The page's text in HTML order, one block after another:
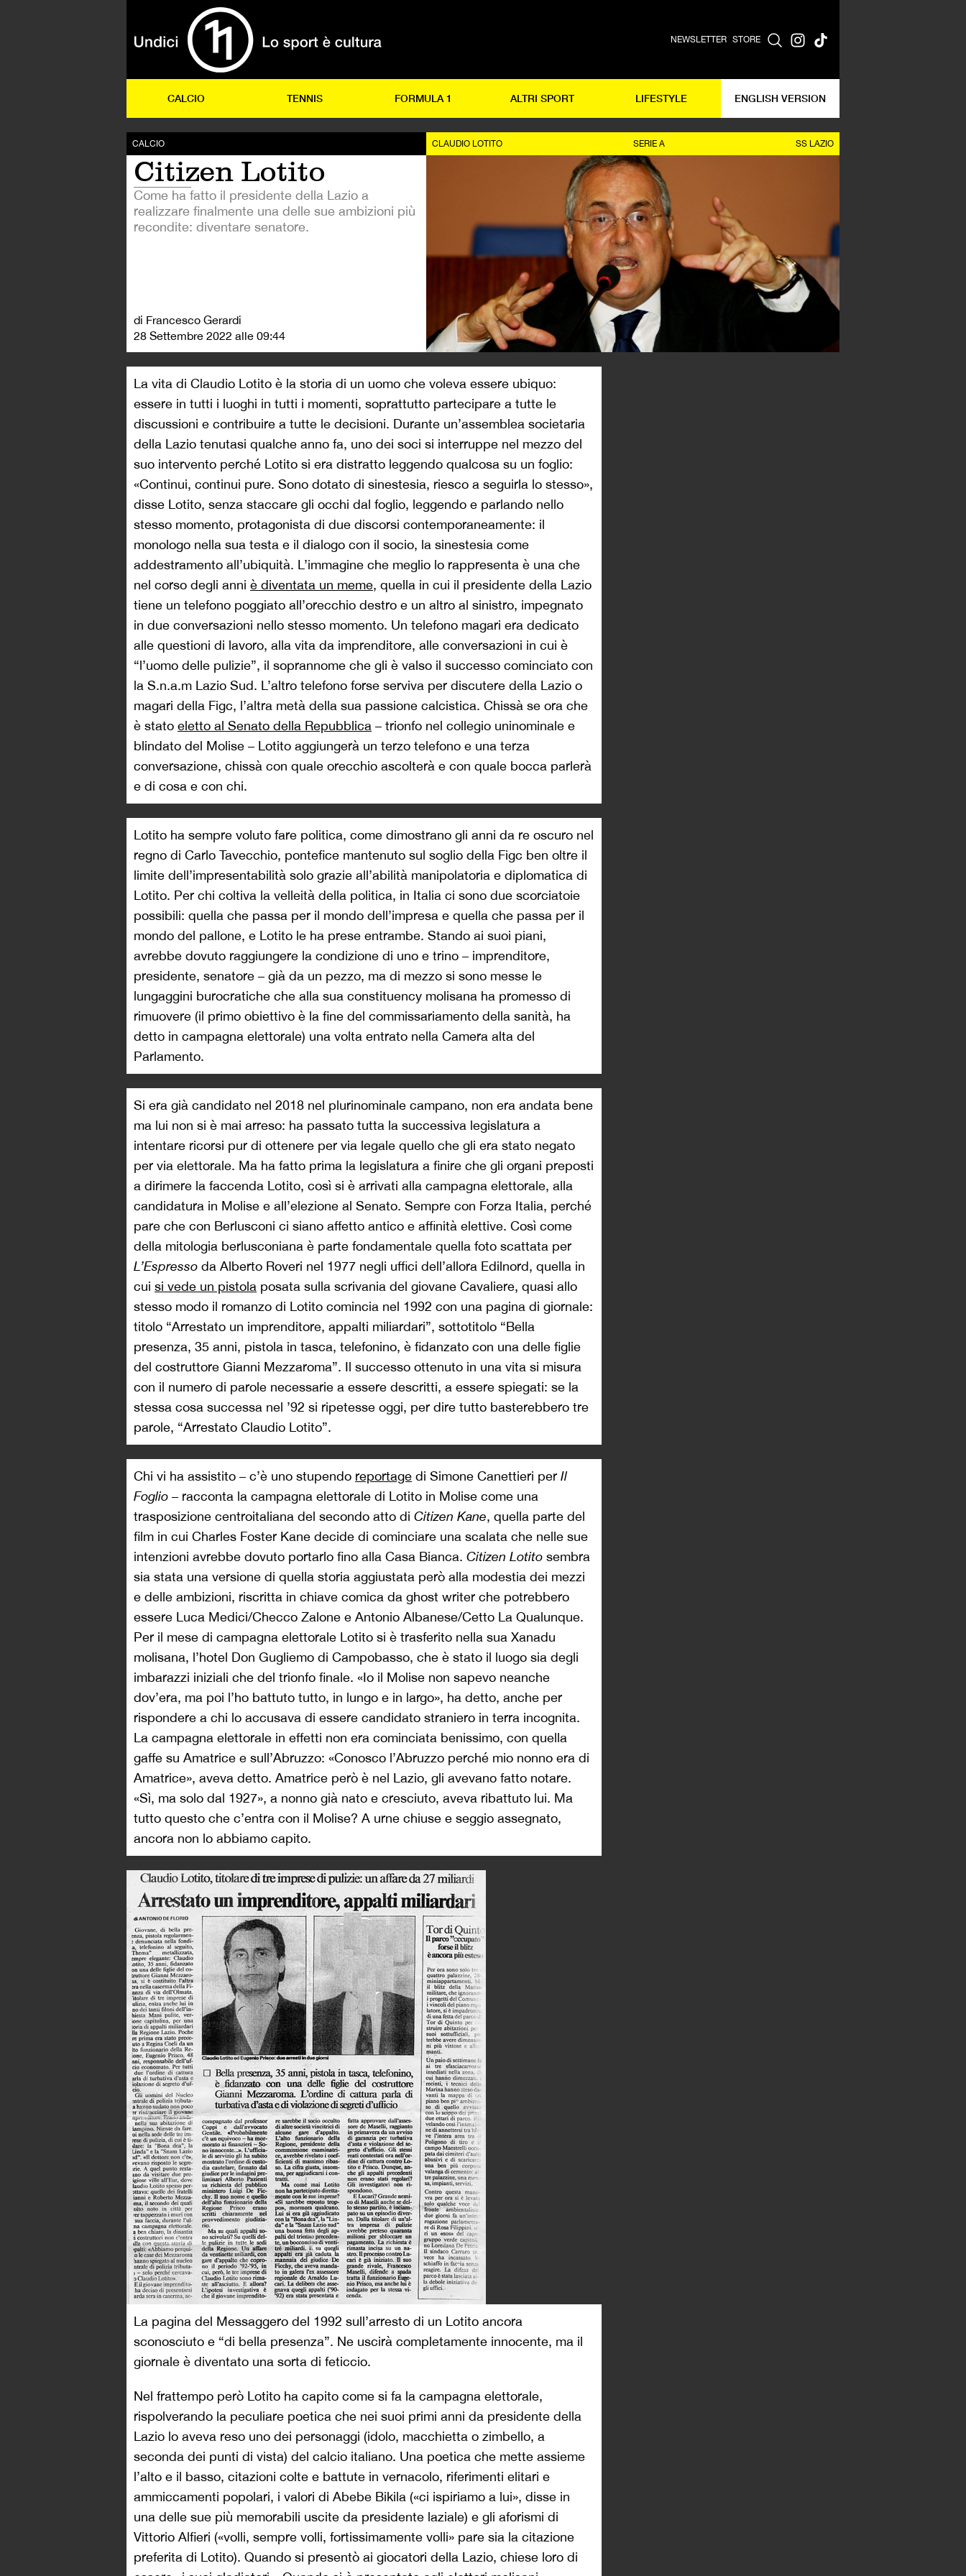
NEWSLETTER STORE
CALCIO TENNIS FORMULA 1 ALTRI SPORT LIFESTYLE ENGLISH VERSION
CALCIO
Citizen Lotito
Come ha fatto il presidente della Lazio a
realizzare finalmente una delle sue ambizioni più
recondite: diventare senatore.
di Francesco Gerardi
28 Settembre 2022 alle 09:44
CLAUDIO LOTITO SERIE A SS LAZIO
La vita di Claudio Lotito è la storia di un uomo che voleva essere ubiquo:
essere in tutti i luoghi in tutti i momenti, soprattutto partecipare a tutte le
discussioni e contribuire a tutte le decisioni. Durante un’assemblea societaria
della Lazio tenutasi qualche anno fa, uno dei soci si interruppe nel mezzo del
suo intervento perché Lotito si era distratto leggendo qualcosa su un foglio:
«Continui, continui pure. Sono dotato di sinestesia, riesco a seguirla lo stesso»,
disse Lotito, senza staccare gli occhi dal foglio, leggendo e parlando nello
stesso momento, protagonista di due discorsi contemporaneamente: il
monologo nella sua testa e il dialogo con il socio, la sinestesia come
addestramento all’ubiquità. L’immagine che meglio lo rappresenta è una che
nel corso degli anni è diventata un meme, quella in cui il presidente della Lazio
tiene un telefono poggiato all’orecchio destro e un altro al sinistro, impegnato
in due conversazioni nello stesso momento. Un telefono magari era dedicato
alle questioni di lavoro, alla vita da imprenditore, alle conversazioni in cui è
“l’uomo delle pulizie”, il soprannome che gli è valso il successo cominciato con
la S.n.a.m Lazio Sud. L’altro telefono forse serviva per discutere della Lazio o
magari della Figc, l’altra metà della sua passione calcistica. Chissà se ora che
è stato eletto al Senato della Repubblica – trionfo nel collegio uninominale e
blindato del Molise – Lotito aggiungerà un terzo telefono e una terza
conversazione, chissà con quale orecchio ascolterà e con quale bocca parlerà
e di cosa e con chi.
Lotito ha sempre voluto fare politica, come dimostrano gli anni da re oscuro nel
regno di Carlo Tavecchio, pontefice mantenuto sul soglio della Figc ben oltre il
limite dell’impresentabilità solo grazie all’abilità manipolatoria e diplomatica di
Lotito. Per chi coltiva la velleità della politica, in Italia ci sono due scorciatoie
possibili: quella che passa per il mondo dell’impresa e quella che passa per il
mondo del pallone, e Lotito le ha prese entrambe. Stando ai suoi piani,
avrebbe dovuto raggiungere la condizione di uno e trino – imprenditore,
presidente, senatore – già da un pezzo, ma di mezzo si sono messe le
lungaggini burocratiche che alla sua constituency molisana ha promesso di
rimuovere (il primo obiettivo è la fine del commissariamento della sanità, ha
detto in campagna elettorale) una volta entrato nella Camera alta del
Parlamento.
Si era già candidato nel 2018 nel plurinominale campano, non era andata bene
ma lui non si è mai arreso: ha passato tutta la successiva legislatura a
intentare ricorsi pur di ottenere per via legale quello che gli era stato negato
per via elettorale. Ma ha fatto prima la legislatura a finire che gli organi preposti
a dirimere la faccenda Lotito, così si è arrivati alla campagna elettorale, alla
candidatura in Molise e all’elezione al Senato. Sempre con Forza Italia, perché
pare che con Berlusconi ci siano affetto antico e affinità elettive. Così come
della mitologia berlusconiana è parte fondamentale quella foto scattata per
L’Espresso da Alberto Roveri nel 1977 negli uffici dell’allora Edilnord, quella in
cui si vede un pistola posata sulla scrivania del giovane Cavaliere, quasi allo
stesso modo il romanzo di Lotito comincia nel 1992 con una pagina di giornale:
titolo “Arrestato un imprenditore, appalti miliardari”, sottotitolo “Bella
presenza, 35 anni, pistola in tasca, telefonino, è fidanzato con una delle figlie
del costruttore Gianni Mezzaroma”. Il successo ottenuto in una vita si misura
con il numero di parole necessarie a essere descritti, a essere spiegati: se la
stessa cosa successa nel ’92 si ripetesse oggi, per dire tutto basterebbero tre
parole, “Arrestato Claudio Lotito”.
Chi vi ha assistito – c’è uno stupendo reportage di Simone Canettieri per Il
Foglio – racconta la campagna elettorale di Lotito in Molise come una
trasposizione centroitaliana del secondo atto di Citizen Kane, quella parte del
film in cui Charles Foster Kane decide di cominciare una scalata che nelle sue
intenzioni avrebbe dovuto portarlo fino alla Casa Bianca. Citizen Lotito sembra
sia stata una versione di quella storia aggiustata però alla modestia dei mezzi
e delle ambizioni, riscritta in chiave comica da ghost writer che potrebbero
essere Luca Medici/Checco Zalone e Antonio Albanese/Cetto La Qualunque.
Per il mese di campagna elettorale Lotito si è trasferito nella sua Xanadu
molisana, l’hotel Don Gugliemo di Campobasso, che è stato il luogo sia degli
imbarazzi iniziali che del trionfo finale. «Io il Molise non sapevo neanche
dov’era, ma poi l’ho battuto tutto, in lungo e in largo», ha detto, anche per
rispondere a chi lo accusava di essere candidato straniero in terra incognita.
La campagna elettorale in effetti non era cominciata benissimo, con quella
gaffe su Amatrice e sull’Abruzzo: «Conosco l’Abruzzo perché mio nonno era di
Amatrice», aveva detto. Amatrice però è nel Lazio, gli avevano fatto notare.
«Sì, ma solo dal 1927», a nonno già nato e cresciuto, aveva ribattuto lui. Ma
tutto questo che c’entra con il Molise? A urne chiuse e seggio assegnato,
ancora non lo abbiamo capito.
La pagina del Messaggero del 1992 sull’arresto di un Lotito ancora
sconosciuto e “di bella presenza”. Ne uscirà completamente innocente, ma il
giornale è diventato una sorta di feticcio.
Nel frattempo però Lotito ha capito come si fa la campagna elettorale,
rispolverando la peculiare poetica che nei suoi primi anni da presidente della
Lazio lo aveva reso uno dei personaggi (idolo, macchietta o zimbello, a
seconda dei punti di vista) del calcio italiano. Una poetica che mette assieme
l’alto e il basso, citazioni colte e battute in vernacolo, riferimenti elitari e
ammiccamenti popolari, i valori di Abebe Bikila («ci ispiriamo a lui», disse in
una delle sue più memorabili uscite da presidente laziale) e gli aforismi di
Vittorio Alfieri («volli, sempre volli, fortissimamente volli» pare sia la citazione
preferita di Lotito). Quando si presentò ai giocatori della Lazio, chiese loro di